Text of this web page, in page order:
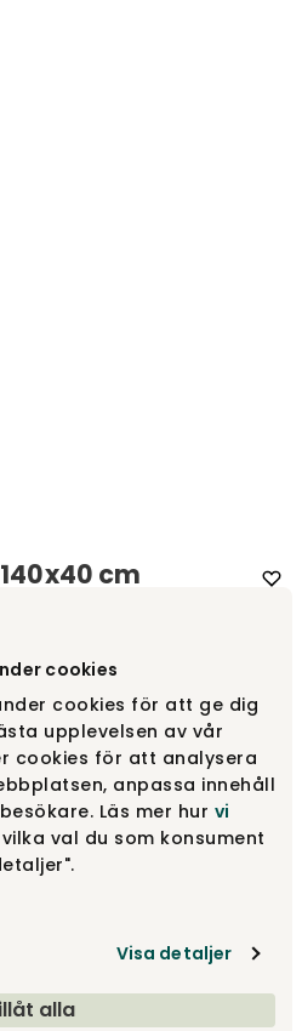
cookies
cookies för att ge dig
upplevelsen av vår
cookies för att analysera
anpassa innehåll
Läs mer hur vi
val du som konsument
Visa detaljer
alla
cm
8 495 kr